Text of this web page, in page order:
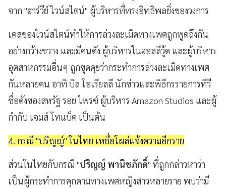
จาก "ฮาร์วีย์ ไวน์สไตน์" ผู้บริหารที่ทรงอิทธิพลยิ่งของวงการ
เคสของไวน์สไตน์ทำให้การล่วงละเมิดทางเพศถูกพูดถึงกัน
อย่างกว้างขวาง และมีคนดัง ผู้บริหารในฮอลลีวู้ด และผู้บริหาร
อุตสาหกรรมอื่นๆ ถูกขุดคุยว่ากระทำการล่วงละเมิดทางเพศ
กันหลายคน อาทิ บิล โอเรียลลี นักข่าวและพิธีกรรายการทีวี
ชื่อดังของสหรัฐ รอย ไพรซ์ ผู้บริหาร Amazon Studios และผู้
กำกับ เจมส์ โทแบ็ค เป็นต้น
4. กรณี "ปริญญ์" ในไทย เหยื่อโผล่แจ้งความอีกราย
ส่วนในไทยกับกรณี "ปริญญ์ พานิชภักดิ์" ที่ถูกกล่าวหาว่า
เป็นผู้กระทำการคุกคามทางเพศหญิงสาวหลายราย พบว่ามี